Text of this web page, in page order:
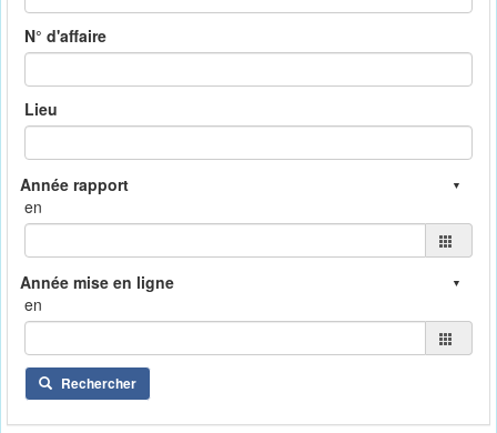
N° d'affaire
Lieu
en
en
Rechercher